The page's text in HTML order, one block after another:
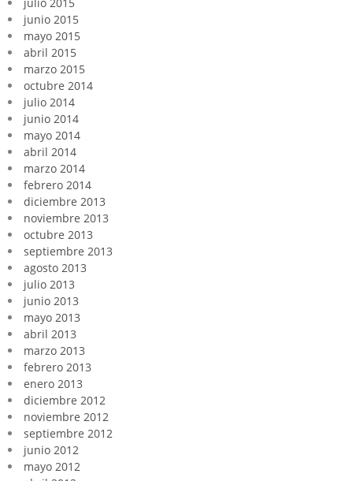
junio 2015
mayo 2015
abril 2015
marzo 2015
octubre 2014
julio 2014
junio 2014
mayo 2014
abril 2014
marzo 2014
febrero 2014
diciembre 2013
noviembre 2013
octubre 2013
septiembre 2013
agosto 2013
julio 2013
junio 2013
mayo 2013
abril 2013
marzo 2013
febrero 2013
enero 2013
diciembre 2012
noviembre 2012
septiembre 2012
junio 2012
mayo 2012